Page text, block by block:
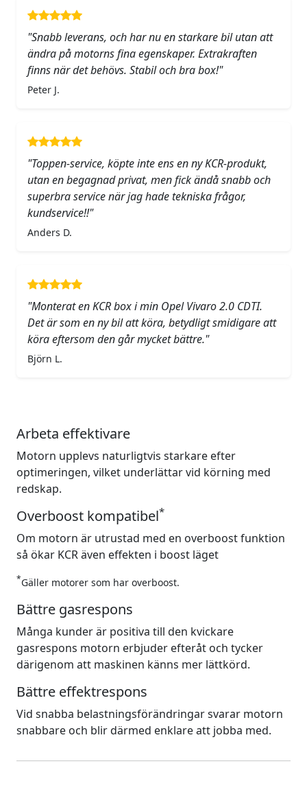
"Snabb leverans, och har nu en starkare bil utan att
ändra på motorns fina egenskaper. Extrakraften
finns när det behövs. Stabil och bra box!"
Peter J.
"Toppen-service, köpte inte ens en ny KCR-produkt,
utan en begagnad privat, men fick ändå snabb och
superbra service när jag hade tekniska frågor,
kundservice!!"
Anders D.
"Monterat en KCR box i min Opel Vivaro 2.0 CDTI.
Det är som en ny bil att köra, betydligt smidigare att
köra eftersom den går mycket bättre."
Björn L.
Arbeta effektivare
Motorn upplevs naturligtvis starkare efter
optimeringen, vilket underlättar vid körning med
redskap.
Overboost kompatibel*
Om motorn är utrustad med en overboost funktion
så ökar KCR även effekten i boost läget
*Gäller motorer som har overboost.
Bättre gasrespons
Många kunder är positiva till den kvickare
gasrespons motorn erbjuder efteråt och tycker
därigenom att maskinen känns mer lättkörd.
Bättre effektrespons
Vid snabba belastningsförändringar svarar motorn
snabbare och blir därmed enklare att jobba med.